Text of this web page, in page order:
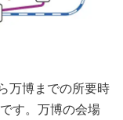
万博までの所要時
す。万博の会場